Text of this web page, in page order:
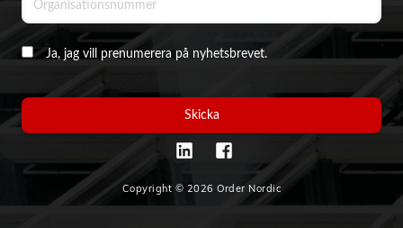
Ja, jag vill prenumerera på nyhetsbrevet.
Skicka
Copyright © 2026 Order Nordic